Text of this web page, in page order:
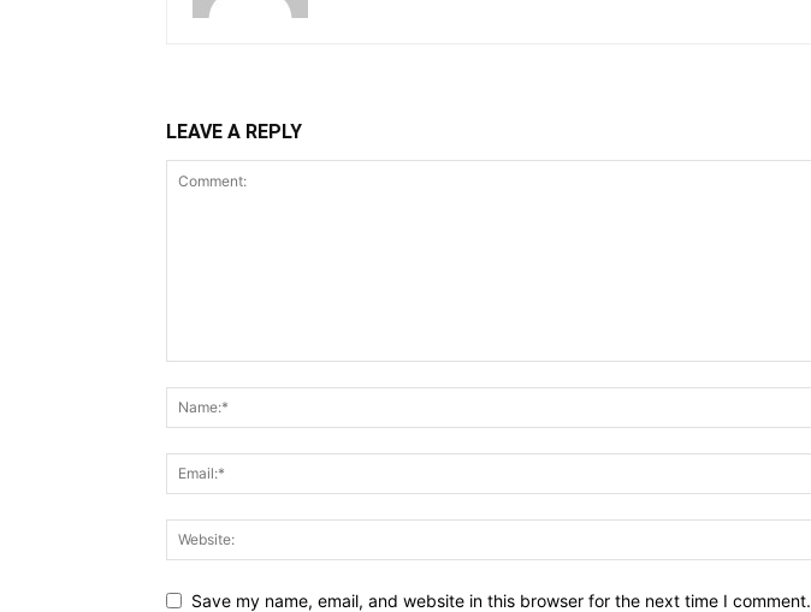
LEAVE A REPLY
Save my name, email, and website in this browser for the next time I comment.